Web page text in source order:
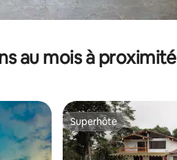
au mois à proximité
Superhôte
Superhôte